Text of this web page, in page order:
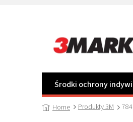
Środki ochrony
Home Produkty 3M